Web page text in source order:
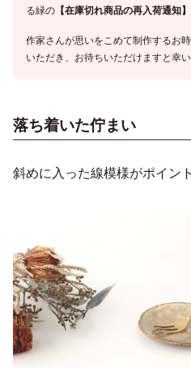
る緑の 【在庫切れ商品の再入荷通知】
作家さんが思いをこめて制作するお
いただき、お待ちいただけますと幸い
落ち着いた佇まい
斜めに入った線模様がポイン